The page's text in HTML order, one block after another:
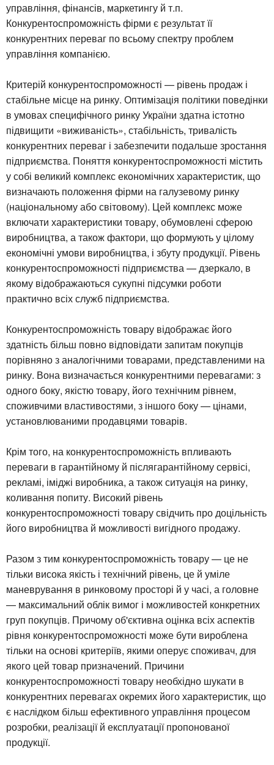
управління, фінансів, маркетингу й т.п.
Конкурентоспроможність фірми є результат її
конкурентних переваг по всьому спектру проблем
управління компанією.
Критерій конкурентоспроможності — рівень продаж і
стабільне місце на ринку. Оптимізація політики поведінки
в умовах специфічного ринку України здатна істотно
підвищити «виживаність», стабільність, тривалість
конкурентних переваг і забезпечити подальше зростання
підприємства. Поняття конкурентоспроможності містить
у собі великий комплекс економічних характеристик, що
визначають положення фірми на галузевому ринку
(національному або світовому). Цей комплекс може
включати характеристики товару, обумовлені сферою
виробництва, а також фактори, що формують у цілому
економічні умови виробництва, і збуту продукції. Рівень
конкурентоспроможності підприємства — дзеркало, в
якому відображаються сукупні підсумки роботи
практично всіх служб підприємства.
Конкурентоспроможність товару відображає його
здатність більш повно відповідати запитам покупців
порівняно з аналогічними товарами, представленими на
ринку. Вона визначається конкурентними перевагами: з
одного боку, якістю товару, його технічним рівнем,
споживчими властивостями, з іншого боку — цінами,
установлюваними продавцями товарів.
Крім того, на конкурентоспроможність впливають
переваги в гарантійному й післягарантійному сервісі,
рекламі, іміджі виробника, а також ситуація на ринку,
коливання попиту. Високий рівень
конкурентоспроможності товару свідчить про доцільність
його виробництва й можливості вигідного продажу.
Разом з тим конкурентоспроможність товару — це не
тільки висока якість і технічний рівень, це й уміле
маневрування в ринковому просторі й у часі, а головне
— максимальний облік вимог і можливостей конкретних
груп покупців. Причому об'єктивна оцінка всіх аспектів
рівня конкурентоспроможності може бути вироблена
тільки на основі критеріїв, якими оперує споживач, для
якого цей товар призначений. Причини
конкурентоспроможності товару необхідно шукати в
конкурентних перевагах окремих його характеристик, що
є наслідком більш ефективного управління процесом
розробки, реалізації й експлуатації пропонованої
продукції.